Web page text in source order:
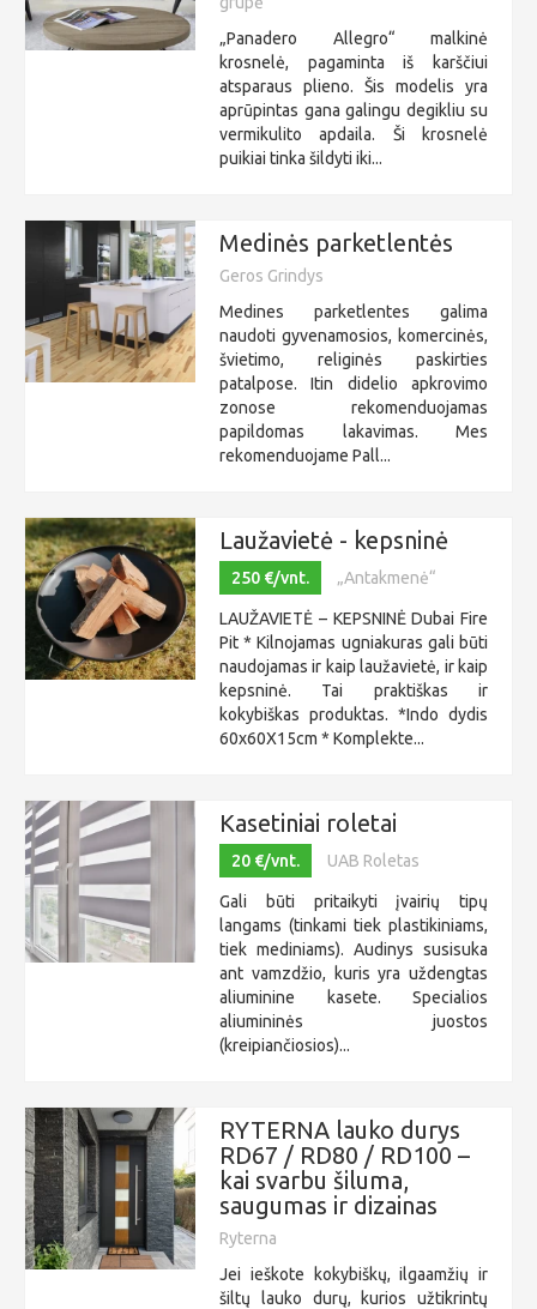
„Panadero Allegro“ malkinė
krosnelė, pagaminta iš karščiui
atsparaus plieno. Šis modelis yra
aprūpintas gana galingu degikliu su
vermikulito apdaila. Ši krosnelė
puikiai tinka šildyti iki...
Medinės parketlentės
Geros Grindys
Medines parketlentes galima
naudoti gyvenamosios, komercinės,
švietimo, religinės paskirties
patalpose. Itin didelio apkrovimo
zonose rekomenduojamas
papildomas lakavimas. Mes
rekomenduojame Pall...
Laužavietė - kepsninė
250 €/vnt. „Antakmenė“
LAUŽAVIETĖ – KEPSNINĖ Dubai Fire
Pit * Kilnojamas ugniakuras gali būti
naudojamas ir kaip laužavietė, ir kaip
kepsninė. Tai praktiškas ir
kokybiškas produktas. *Indo dydis
60x60X15cm * Komplekte...
Kasetiniai roletai
20 €/vnt. UAB Roletas
Gali būti pritaikyti įvairių tipų
langams (tinkami tiek plastikiniams,
tiek mediniams). Audinys susisuka
ant vamzdžio, kuris yra uždengtas
aliuminine kasete. Specialios
aliumininės juostos
(kreipiančiosios)...
RYTERNA lauko durys
RD67 / RD80 / RD100 –
kai svarbu šiluma,
saugumas ir dizainas
Ryterna
Jei ieškote kokybiškų, ilgaamžių ir
šiltų lauko durų, kurios užtikrintų